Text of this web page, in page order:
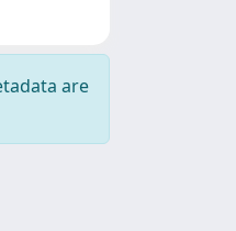
are